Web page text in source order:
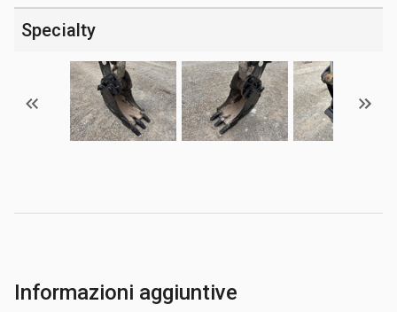
Specialty
Informazioni aggiuntive